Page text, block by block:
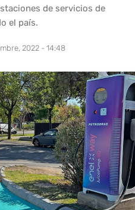
de servicios de
el país.
2022 - 14:48